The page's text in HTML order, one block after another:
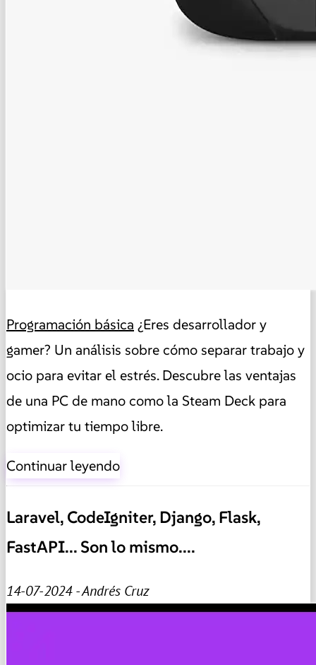
Programación básica ¿Eres desarrollador y
gamer? Un análisis sobre cómo separar trabajo y
ocio para evitar el estrés. Descubre las ventajas
de una PC de mano como la Steam Deck para
optimizar tu tiempo libre.
Continuar leyendo
Laravel, CodeIgniter, Django, Flask,
FastAPI... Son lo mismo....
14-07-2024 - Andrés Cruz